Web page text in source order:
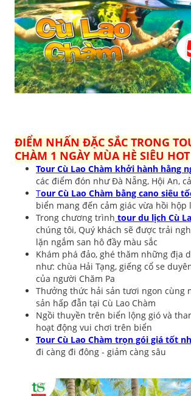
ĐIỂM NHẤN ĐẶC SẮC TRONG
CHÀM 1 NGÀY MÙA HÈ SIÊU HOT
Tour Cù Lao Chàm khởi hành hằng
các điểm đón như Đà Nẵng, Hội An,
Tour Cù Lao Chàm bằng cano siêu
biển mang đến cảm giác vừa hồi
Trong chương trình tour du lịch Cù
chúng tôi, Quý khách sẽ được trải
lặn ngắm san hô đầy màu sắc
Khám phá đảo, ghé thăm những địa
như: chùa Hải Tạng, giếng cổ se
của người Chăm Pa
Thưởng thức hải sản tươi ngon cùng
sản hấp đẫn tại Cù Lao Chàm
Ngồi thuyền trên biển lộng gió và
hoạt động vui chơi trên biển
Tour Cù Lao Chàm trọn gói giá tốt
đi càng đi đông - giảm càng sâu